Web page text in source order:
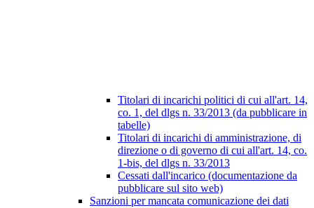
Titolari di incarichi politici di cui all'art. 14,
co. 1, del dlgs n. 33/2013 (da pubblicare in
tabelle)
Titolari di incarichi di amministrazione, di
direzione o di governo di cui all'art. 14, co.
1-bis, del dlgs n. 33/2013
Cessati dall'incarico (documentazione da
pubblicare sul sito web)
Sanzioni per mancata comunicazione dei dati